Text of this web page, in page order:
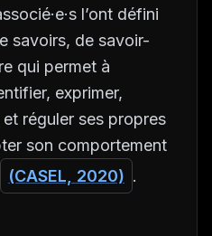
l’ont défini
savoirs, de savoir-
qui permet à
exprimer,
réguler ses propres
son comportement
(CASEL, 2020) .